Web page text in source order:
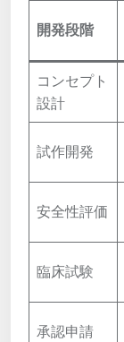
開発段階
コンセプト
設計
試作開発
安全性評価
臨床試験
承認申請